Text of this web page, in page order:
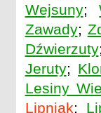
Wejsuny;
Zawady;
Dźwierzuty
Jeruty;
Lesiny
Lipniak;